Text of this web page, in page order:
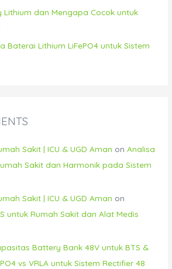
Lithium dan Mengapa Cocok untuk
Baterai Lithium LiFePO4 untuk Sistem
Sakit | ICU & UGD Aman onAnalisa
Sakit dan Harmonik pada Sistem
Sakit | ICU & UGD Aman on
untuk Rumah Sakit dan Alat Medis
Battery Bank 48V untuk BTS &
vs VRLA untuk Sistem Rectifier 48